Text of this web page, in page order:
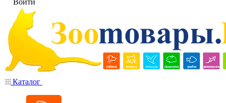
Войти
Каталог